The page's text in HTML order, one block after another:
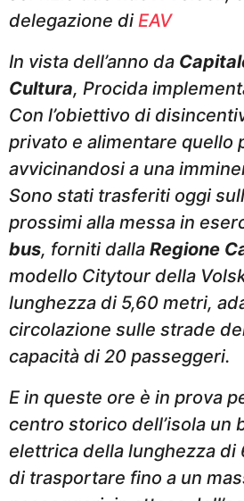
delegazione di EAV
In vista dell’anno da
Cultura, Procida
Con l’obiettivo di
privato e alimentare quello
avvicinandosi a una
Sono stati trasferiti oggi
prossimi alla messa in
bus, forniti dalla Regione
modello Citytour della
lunghezza di 5,60 metri,
circolazione sulle strade
capacità di 20 passeggeri.
E in queste ore è in prova
centro storico dell’isola un
elettrica della lunghezza di
di trasportare fino a un